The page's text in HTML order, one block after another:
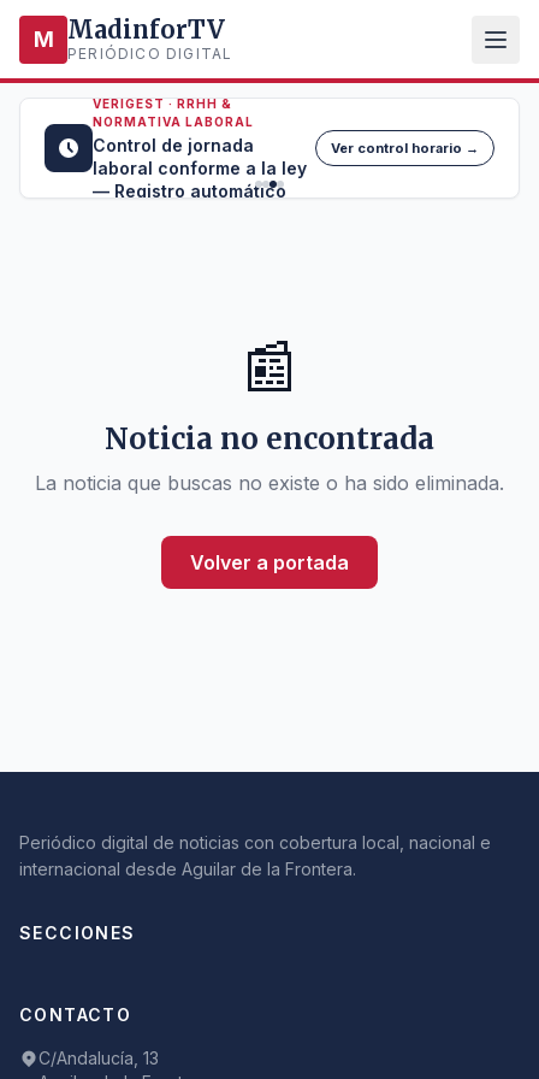
M MadinforTV
PERIÓDICO DIGITAL
VERIGEST · RRHH &
NORMATIVA LABORAL
Control de jornada
laboral conforme a la ley
— Registro automático
Ver control horario →
📰
Noticia no encontrada
La noticia que buscas no existe o ha sido eliminada.
Volver a portada
Periódico digital de noticias con cobertura local, nacional e
internacional desde Aguilar de la Frontera.
SECCIONES
CONTACTO
C/Andalucía, 13